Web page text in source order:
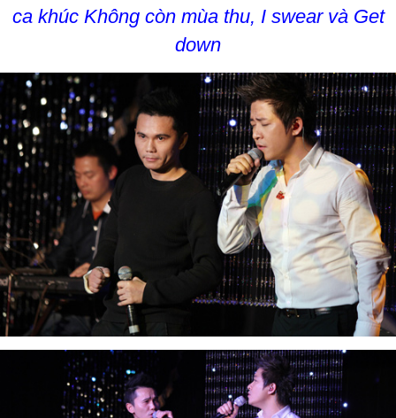
ca khúc Không còn mùa thu, I swear và Get
down